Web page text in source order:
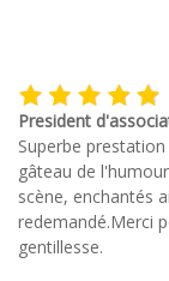
President
Superbe
gâteau de
scène, enchantés
redemandé.Merci
gentillesse.